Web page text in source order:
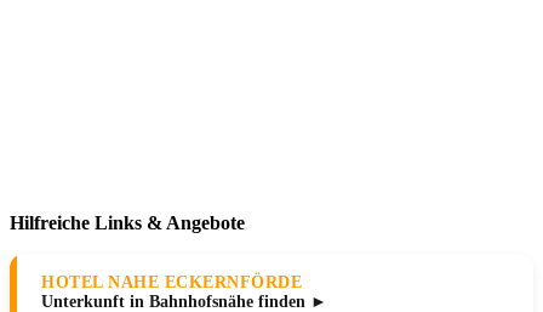
Hilfreiche Links & Angebote
HOTEL NAHE ECKERNFÖRDE
Unterkunft in Bahnhofsnähe finden ►